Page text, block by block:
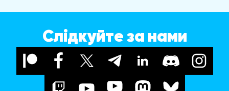
Слідкуйте за нами